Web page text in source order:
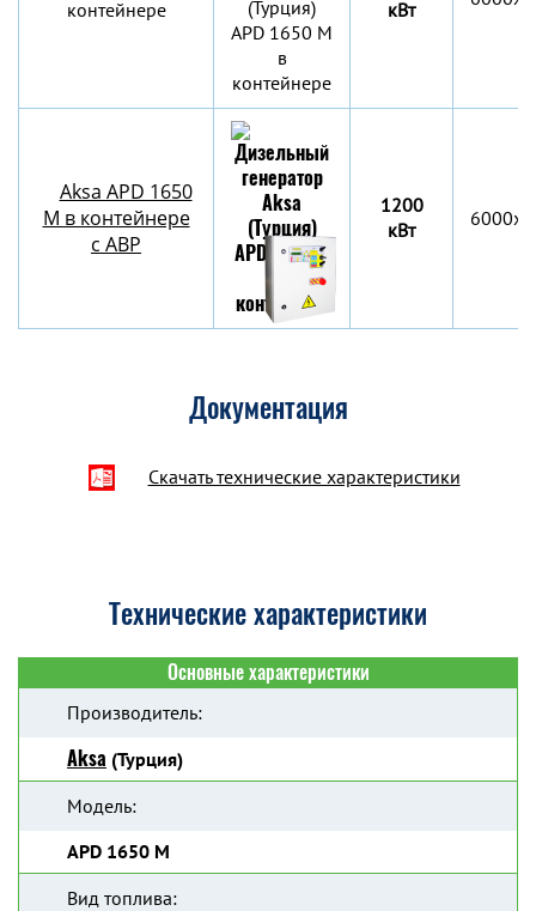
контейнере кВт
Aksa APD 1650
M в контейнере
c АВР
1200
кВт
Документация
Скачать технические характеристики
Технические характеристики
Основные характеристики
Производитель:
Aksa (Турция)
Модель:
APD 1650 M
Вид топлива: